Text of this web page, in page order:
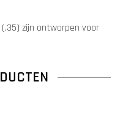
zijn ontworpen voor
precisie.
wind of wisselende